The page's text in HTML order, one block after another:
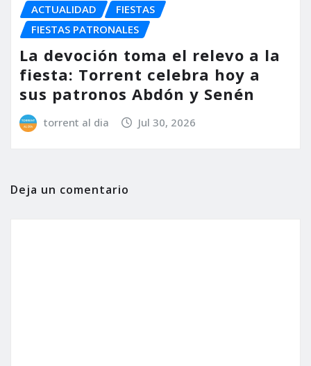
ACTUALIDAD
FIESTAS
FIESTAS PATRONALES
La devoción toma el relevo a la
fiesta: Torrent celebra hoy a
sus patronos Abdón y Senén
torrent al dia Jul 30, 2026
Deja un comentario